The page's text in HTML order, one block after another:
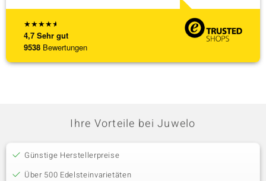
★★★★★
4,7 Sehr gut
9538 Bewertungen
Ihre Vorteile bei Juwelo
Günstige Herstellerpreise
Über 500 Edelsteinvarietäten